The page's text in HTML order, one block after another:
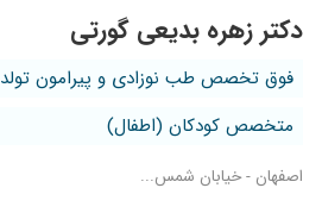
دکتر زهره بدیعی گورتی
فوق تخصص طب نوزادی و پیرامون تولد
متخصص کودکان (اطفال)
اصفهان - خیابان شمس...